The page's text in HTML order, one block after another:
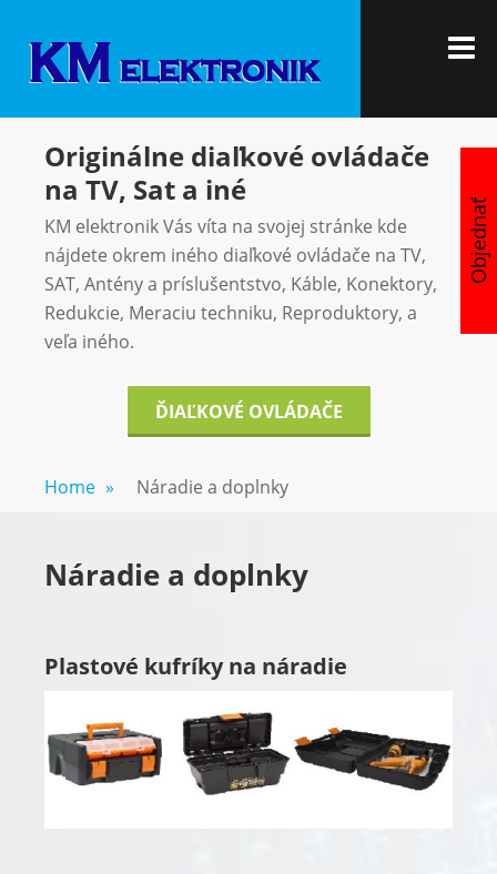
content
Originálne diaľkové ovládače
na TV, Sat a iné
KM elektronik Vás víta na svojej stránke kde
nájdete okrem iného diaľkové ovládače na TV,
SAT, Antény a príslušentstvo, Káble, Konektory,
Redukcie, Meraciu techniku, Reproduktory, a
veľa iného.
ĎIAĽKOVÉ OVLÁDAČE
Home » Náradie a doplnky
Náradie a doplnky
Plastové kufríky na náradie
Objednať